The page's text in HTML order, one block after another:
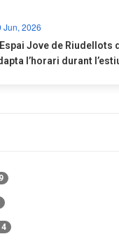
Jun, 2026
Jove de Riudellots
l’horari durant
9